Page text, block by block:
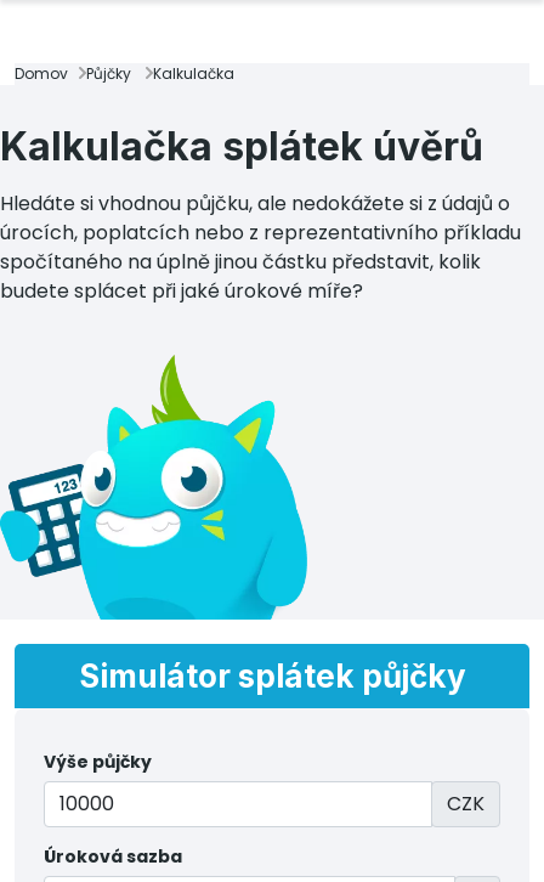
Domov Půjčky Kalkulačka
Kalkulačka splátek úvěrů
Hledáte si vhodnou půjčku, ale nedokážete si z údajů o
úrocích, poplatcích nebo z reprezentativního příkladu
spočítaného na úplně jinou částku představit, kolik
budete splácet při jaké úrokové míře?
Simulátor splátek půjčky
Výše půjčky
CZK
Úroková sazba